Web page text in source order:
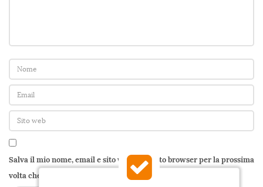
Salva il mio nome, email e sito web in questo browser per la prossima
volta che commento.